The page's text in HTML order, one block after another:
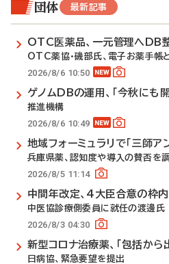
団体 最新記事
OTC医薬品、一元管理へDB
OTC薬協・磯部氏、電子お薬手帳
2026/8/6 10:50
ゲノムDBの運用、「今秋にも開
推進機構
2026/8/6 10:49
地域フォーミュラリで「三師ア
兵庫県薬、認知度や導入の賛否を
2026/8/5 11:14
中間年改定、4大臣合意の枠
中医協診療側委員に就任の渡邊氏
2026/8/3 04:30
新型コロナ治療薬、「包括から
日病協、緊急要望を提出